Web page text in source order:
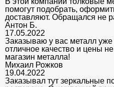
помогут подобрать,
доставляют. Обращался не
Антон Б.
17.05.2022
Заказываю у вас металл уже
отличное качество и цены
магазин металла!
Михаил Рожков
19.04.2022
Заказывал тут зеркальные